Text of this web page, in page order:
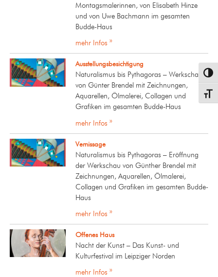
Montagsmalerinnen, von Elisabeth Hinze
und von Uwe Bachmann im gesamten
Budde-Haus
mehr Infos »
Ausstellungsbesichtigung
Naturalismus bis Pythagoras – Werkschau
von Günter Brendel mit Zeichnungen,
Aquarellen, Ölmalerei, Collagen und
Grafiken im gesamten Budde-Haus
mehr Infos »
Vernissage
Naturalismus bis Pythagoras – Eröffnung
der Werkschau von Günther Brendel mit
Zeichnungen, Aquarellen, Ölmalerei,
Collagen und Grafiken im gesamten Budde-
Haus
mehr Infos »
Offenes Haus
Nacht der Kunst – Das Kunst- und
Kulturfestival im Leipziger Norden
mehr Infos »